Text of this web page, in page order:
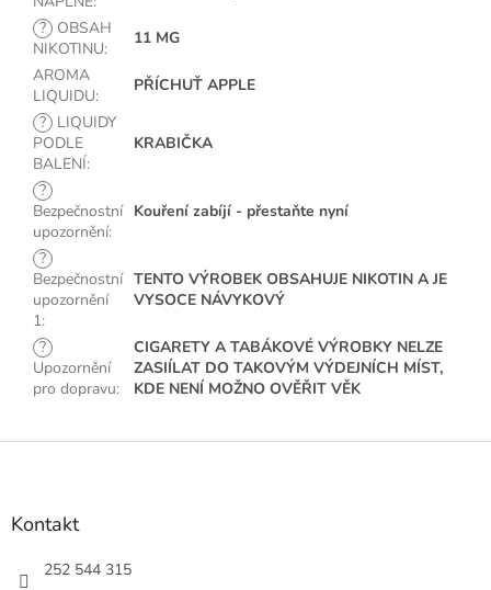
? OBSAH
NIKOTINU:
11 MG
AROMA
LIQUIDU:
PŘÍCHUŤ APPLE
? LIQUIDY
PODLE
BALENÍ:
KRABIČKA
?
Bezpečnostní
upozornění:
Kouření zabíjí - přestaňte nyní
?
Bezpečnostní
upozornění
1:
TENTO VÝROBEK OBSAHUJE NIKOTIN A JE
VYSOCE NÁVYKOVÝ
?
Upozornění
pro dopravu:
CIGARETY A TABÁKOVÉ VÝROBKY NELZE
ZASIÍLAT DO TAKOVÝM VÝDEJNÍCH MÍST,
KDE NENÍ MOŽNO OVĚŘIT VĚK
Z
Kontakt
252 544 315